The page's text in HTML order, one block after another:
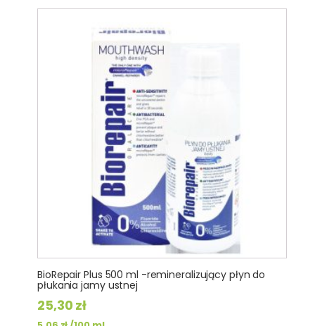
BioRepair Plus 500 ml -remineralizujący płyn do
płukania jamy ustnej
25,30 zł